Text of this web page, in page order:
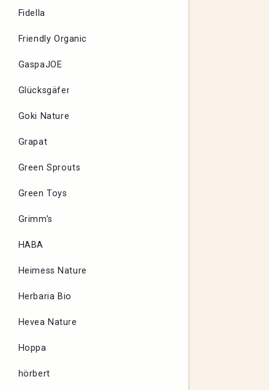
Fidella
Friendly Organic
GaspaJOE
Glücksgäfer
Goki Nature
Grapat
Green Sprouts
Green Toys
Grimm’s
HABA
Heimess Nature
Herbaria Bio
Hevea Nature
Hoppa
hörbert